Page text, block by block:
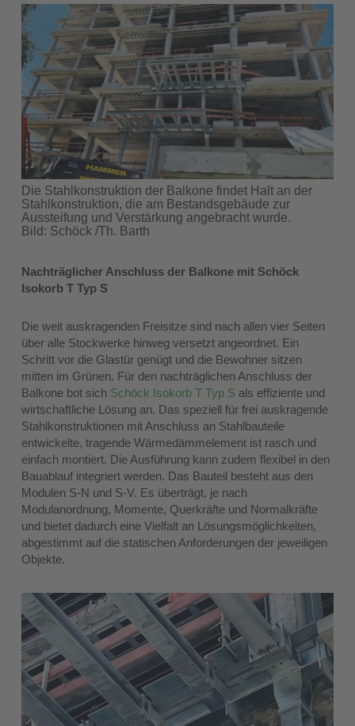
Die Stahlkonstruktion der Balkone findet Halt an der
Stahlkonstruktion, die am Bestandsgebäude zur
Aussteifung und Verstärkung angebracht wurde.
Bild: Schöck /Th. Barth
Nachträglicher Anschluss der Balkone mit Schöck
Isokorb T Typ S
Die weit auskragenden Freisitze sind nach allen vier Seiten
über alle Stockwerke hinweg versetzt angeordnet. Ein
Schritt vor die Glastür genügt und die Bewohner sitzen
mitten im Grünen. Für den nachträglichen Anschluss der
Balkone bot sich Schöck Isokorb T Typ S als effiziente und
wirtschaftliche Lösung an. Das speziell für frei auskragende
Stahlkonstruktionen mit Anschluss an Stahlbauteile
entwickelte, tragende Wärmedämmelement ist rasch und
einfach montiert. Die Ausführung kann zudem flexibel in den
Bauablauf integriert werden. Das Bauteil besteht aus den
Modulen S-N und S-V. Es überträgt, je nach
Modulanordnung, Momente, Querkräfte und Normalkräfte
und bietet dadurch eine Vielfalt an Lösungsmöglichkeiten,
abgestimmt auf die statischen Anforderungen der jeweiligen
Objekte.